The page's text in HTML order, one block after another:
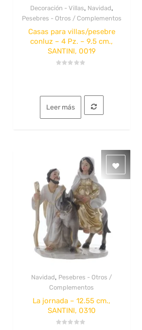
Quick View
Decoración - Villas, Navidad,
Pesebres - Otros / Complementos
Casas para villas/pesebre
conluz – 4 Pz. – 9.5 cm.,
SANTINI, 0019
5
Leer más
Quick View
Navidad, Pesebres - Otros /
Complementos
La jornada – 12.55 cm.,
SANTINI, 0310